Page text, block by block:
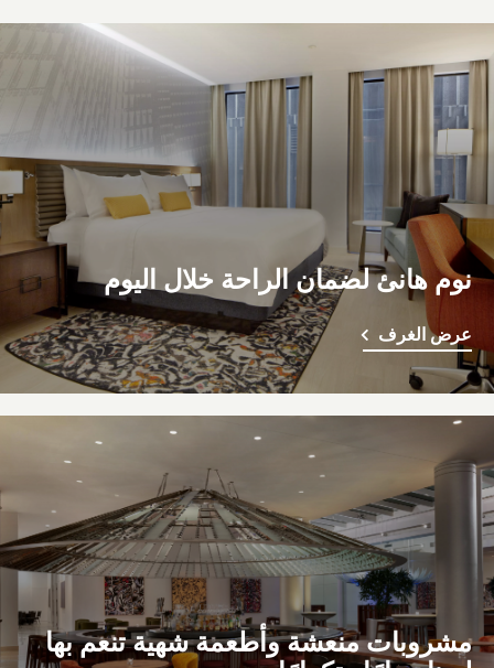
نوم هانئ لضمان الراحة خلال اليوم
عرض الغرف
مشروبات منعشة وأطعمة شهية تنعم بها